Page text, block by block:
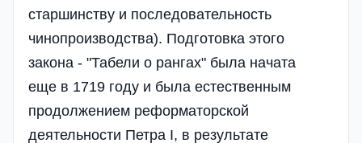
старшинству и последовательность
чинопроизводства). Подготовка этого
закона - "Табели о рангах" была начата
еще в 1719 году и была естественным
продолжением реформаторской
деятельности Петра I, в результате